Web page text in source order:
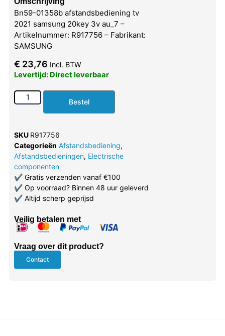
Bn59-01358b afstandsbediening tv
2021 samsung 20key 3v au_7 –
Artikelnummer: R917756 – Fabrikant:
SAMSUNG
€ 23,76 Incl. BTW
Levertijd: Direct leverbaar
Bestel
SKU R917756
Categorieën Afstandsbediening,
Afstandsbedieningen, Electrische
componenten
✔Gratis verzenden vanaf €100
✔Op voorraad? Binnen 48 uur geleverd
✔Altijd scherp geprijsd
Veilig betalen met
Vraag over dit product?
Contact